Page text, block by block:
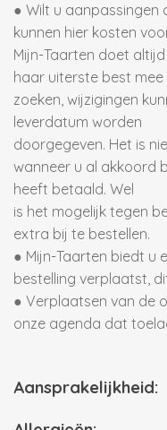
● Wilt u
kunnen hier kosten
Mijn-Taarten doet altijd
haar uiterste best
zoeken, wijzigingen
leverdatum worden
doorgegeven. Het is
wanneer u al akkoord
heeft betaald. Wel
is het mogelijk tegen
extra bij te bestellen.
● Mijn-Taarten biedt u
bestelling verplaatst,
● Verplaatsen van de
onze agenda dat
Aansprakelijkheid: